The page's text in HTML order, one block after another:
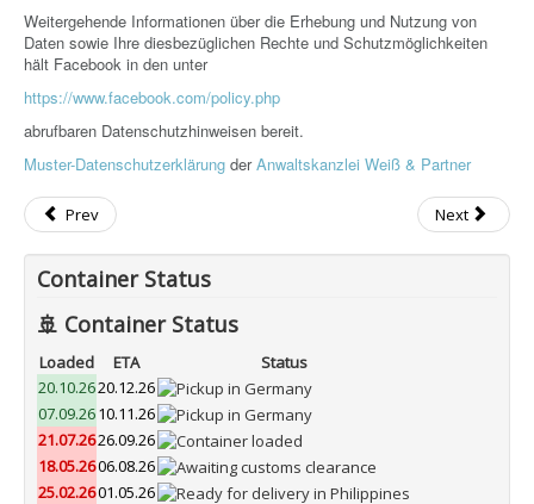
Weitergehende Informationen über die Erhebung und Nutzung von
Daten sowie Ihre diesbezüglichen Rechte und Schutzmöglichkeiten
hält Facebook in den unter
https://www.facebook.com/policy.php
abrufbaren Datenschutzhinweisen bereit.
Muster-Datenschutzerklärung derAnwaltskanzlei Weiß & Partner
Prev Next
Container Status
🚢 Container Status
Loaded ETA
Status
20.10.2620.12.26
07.09.2610.11.26
21.07.2626.09.26
18.05.2606.08.26
25.02.2601.05.26